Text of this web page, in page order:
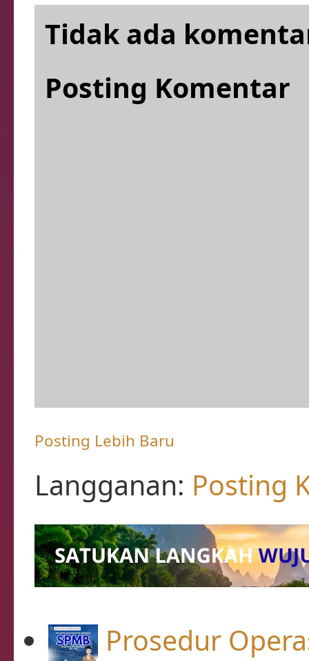
Tidak ada
Posting Komentar
Posting Lebih Baru
Langganan: Posting
Prosedur